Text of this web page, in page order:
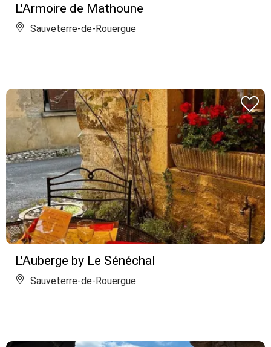
L'Armoire de Mathoune
Sauveterre-de-Rouergue
L'Auberge by Le Sénéchal
Sauveterre-de-Rouergue